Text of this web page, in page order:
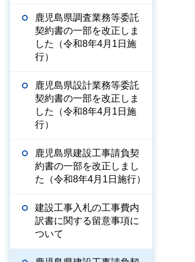
鹿児島県調査業務等委託
契約書の一部を改正しま
した（令和8年4月1日施
行）
鹿児島県設計業務等委託
契約書の一部を改正しま
した（令和8年4月1日施
行）
鹿児島県建設工事請負契
約書の一部を改正しまし
た（令和8年4月1日施行）
建設工事入札の工事費内
訳書に関する留意事項に
ついて